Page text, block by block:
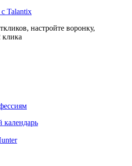
с Talantix
настройте воронку,
клика
календарь